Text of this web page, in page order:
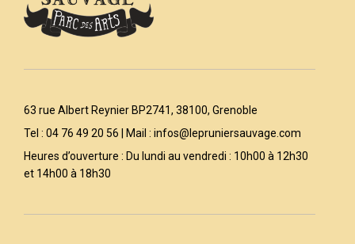
63 rue Albert Reynier BP2741, 38100, Grenoble
Tel : 04 76 49 20 56 | Mail : infos@lepruniersauvage.com
Heures d’ouverture : Du lundi au vendredi : 10h00 à 12h30
et 14h00 à 18h30